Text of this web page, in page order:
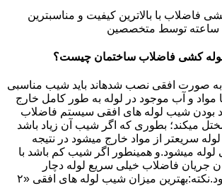
فاضلاب با بالاترین کیفیت و مناسبترین
کشی فاضلاب ساختمان چیست؟
به صورت افقی نصب شدهاند باید شیب مناسبی
مواد و آب موجود در لوله به طور کامل خارج
بودن شیب لوله های افقی سیستم فاضلاب
میکند؛ بطوری که اگر شیب آن زیاد باشد
سریعتر از مواد خارج میشود در نتیجه
میشود.و همینطور اگر شیب کم باشد با
جریان فاضلاب خیلی سریع لوله دچار
گرفتگی میشود.نکته:بهترین میزان شیب لوله های افقی «۲